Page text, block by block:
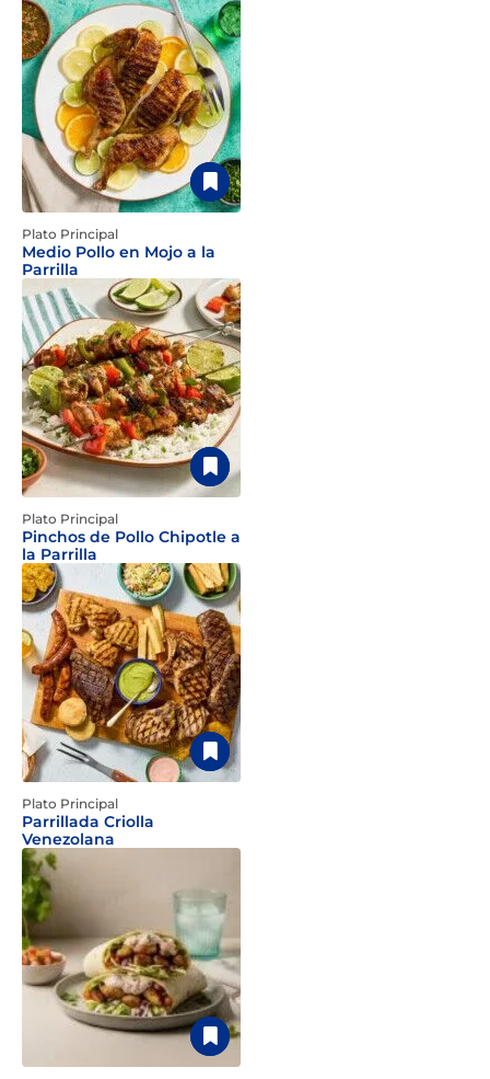
Plato Principal
Medio Pollo en Mojo a la
Parrilla
Plato Principal
Pinchos de Pollo Chipotle a
la Parrilla
Plato Principal
Parrillada Criolla
Venezolana